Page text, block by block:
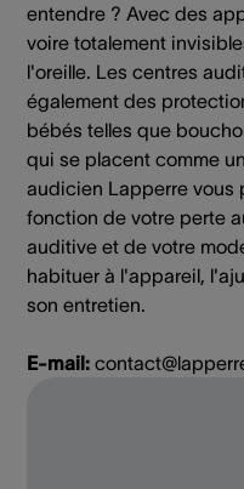
entendre ? Avec des
voire totalement
l'oreille. Les centres
également des
bébés telles que
qui se placent comme
audicien Lapperre vous
fonction de votre perte
auditive et de votre
habituer à l'appareil,
son entretien.
E-mail: